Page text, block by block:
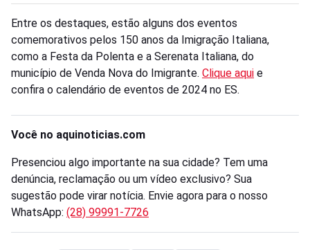
Entre os destaques, estão alguns dos eventos
comemorativos pelos 150 anos da Imigração Italiana,
como a Festa da Polenta e a Serenata Italiana, do
município de Venda Nova do Imigrante. Clique aqui e
confira o calendário de eventos de 2024 no ES.
Você no aquinoticias.com
Presenciou algo importante na sua cidade? Tem uma
denúncia, reclamação ou um vídeo exclusivo? Sua
sugestão pode virar notícia. Envie agora para o nosso
WhatsApp: (28) 99991-7726